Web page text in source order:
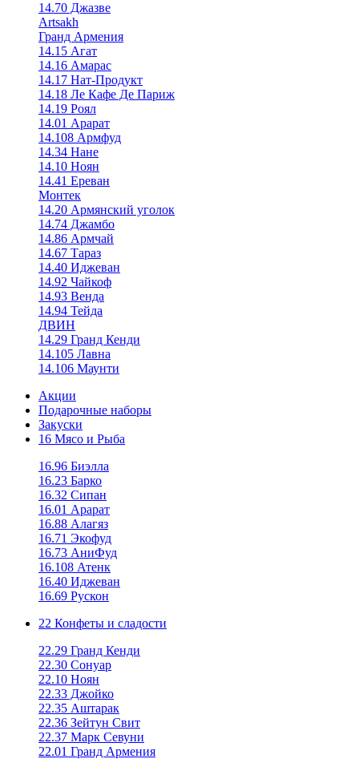
14.70 Джазве
Artsakh
Гранд Армения
14.15 Агат
14.16 Амарас
14.17 Нат-Продукт
14.18 Ле Кафе Де Париж
14.19 Роял
14.01 Арарат
14.108 Армфуд
14.34 Нане
14.10 Ноян
14.41 Ереван
Монтек
14.20 Армянский уголок
14.74 Джамбо
14.86 Армчай
14.67 Тараз
14.40 Иджеван
14.92 Чайкоф
14.93 Венда
14.94 Тейда
ДВИН
14.29 Гранд Кенди
14.105 Лавна
14.106 Маунти
Акции
Подарочные наборы
Закуски
16 Мясо и Рыба
16.96 Биэлла
16.23 Барко
16.32 Сипан
16.01 Арарат
16.88 Алагяз
16.71 Экофуд
16.73 АниФуд
16.108 Атенк
16.40 Иджеван
16.69 Рускон
22 Конфеты и сладости
22.29 Гранд Кенди
22.30 Сонуар
22.10 Ноян
22.33 Джойко
22.35 Аштарак
22.36 Зейтун Свит
22.37 Марк Севуни
22.01 Гранд Армения